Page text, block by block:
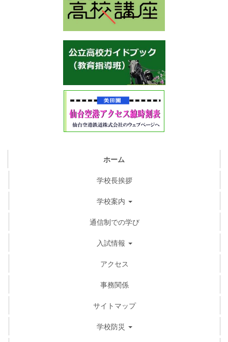
ホーム
学校長挨拶
学校案内
通信制での学び
入試情報
アクセス
事務関係
サイトマップ
学校防災